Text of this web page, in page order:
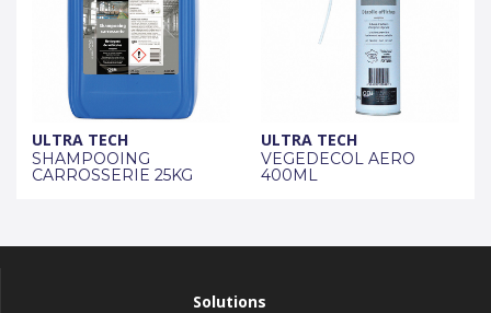
ULTRA TECH
SHAMPOOING
CARROSSERIE 25KG
ULTRA TECH
VEGEDECOL AERO
400ML
Solutions